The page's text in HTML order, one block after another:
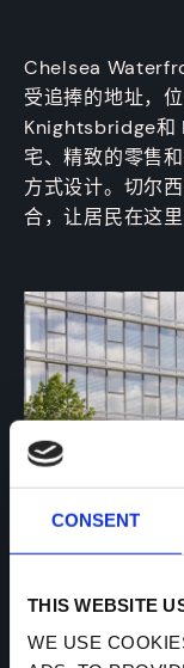
CONSENT
THIS WEBSITE
WE USE
Chelsea
受追捧的地址，
Knightsbridge和
宅、精致的零售
方式设计。切尔
合，让居民在这